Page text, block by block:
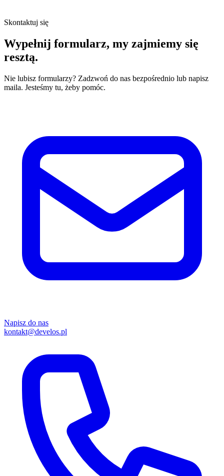
Skontaktuj się
Wypełnij formularz, my zajmiemy się
resztą.
Nie lubisz formularzy? Zadzwoń do nas bezpośrednio lub napisz
maila. Jesteśmy tu, żeby pomóc.
Napisz do nas
kontakt@develos.pl